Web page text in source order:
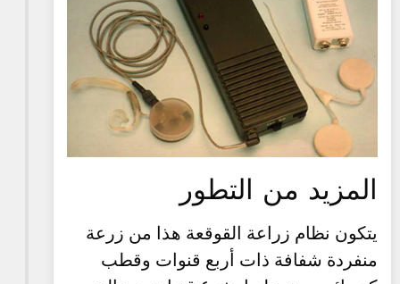
المزيد من التطور
يتكون نظام زراعة القوقعة هذا من زرعة
منفردة شفافة ذات أربع قنوات وقطب